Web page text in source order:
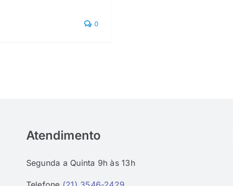
0
Atendimento
Segunda a Quinta 9h às 13h